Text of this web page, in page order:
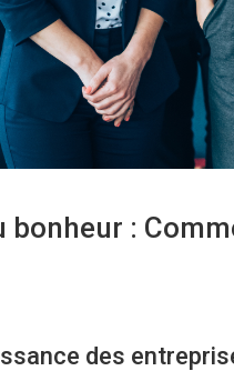
bonheur :
des